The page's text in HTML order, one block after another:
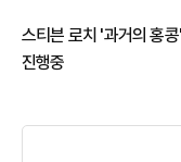
스티븐 로치 '과거의 홍
진행중